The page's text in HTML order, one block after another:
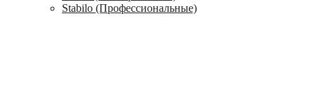
Stabilo (Профессиональные)